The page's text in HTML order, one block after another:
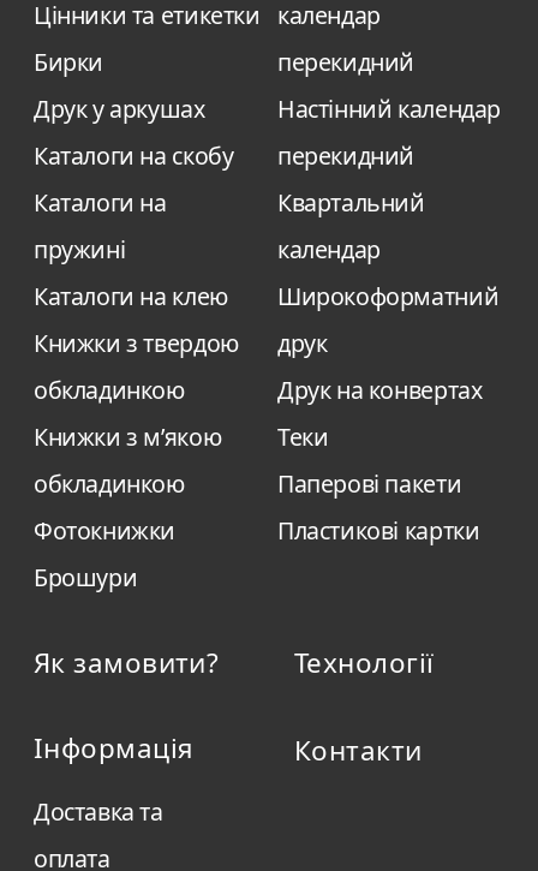
Цінники та етикетки
Бирки
Друк у аркушах
Каталоги на скобу
Каталоги на
пружині
Каталоги на клею
Книжки з твердою
обкладинкою
Книжки з м’якою
обкладинкою
Фотокнижки
Брошури
календар
перекидний
Настінний календар
перекидний
Квартальний
календар
Широкоформатний
друк
Друк на конвертах
Теки
Паперові пакети
Пластикові картки
Як замовити?
Інформація
Доставка та
оплата
Технології
Контакти